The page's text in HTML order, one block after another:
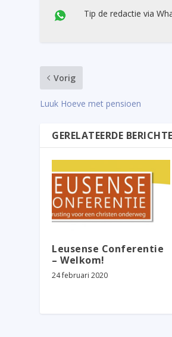
Tip de redactie via
Vorig
Luuk Hoeve met pensioen
GERELATEERDE
Leusense Conferentie
– Welkom!
24 februari 2020